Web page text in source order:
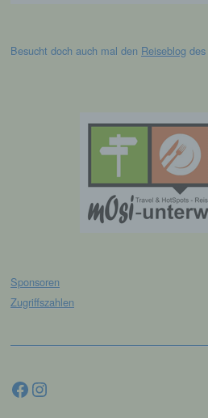
Besucht doch auch mal den Reiseblog
Sponsoren
Zugriffszahlen
Facebook
Interessen,
f)
Pseudonymisierung ist
personenbezogener
auf welche die
ohne Hinzuziehung
und technischen und
einer identifizierten